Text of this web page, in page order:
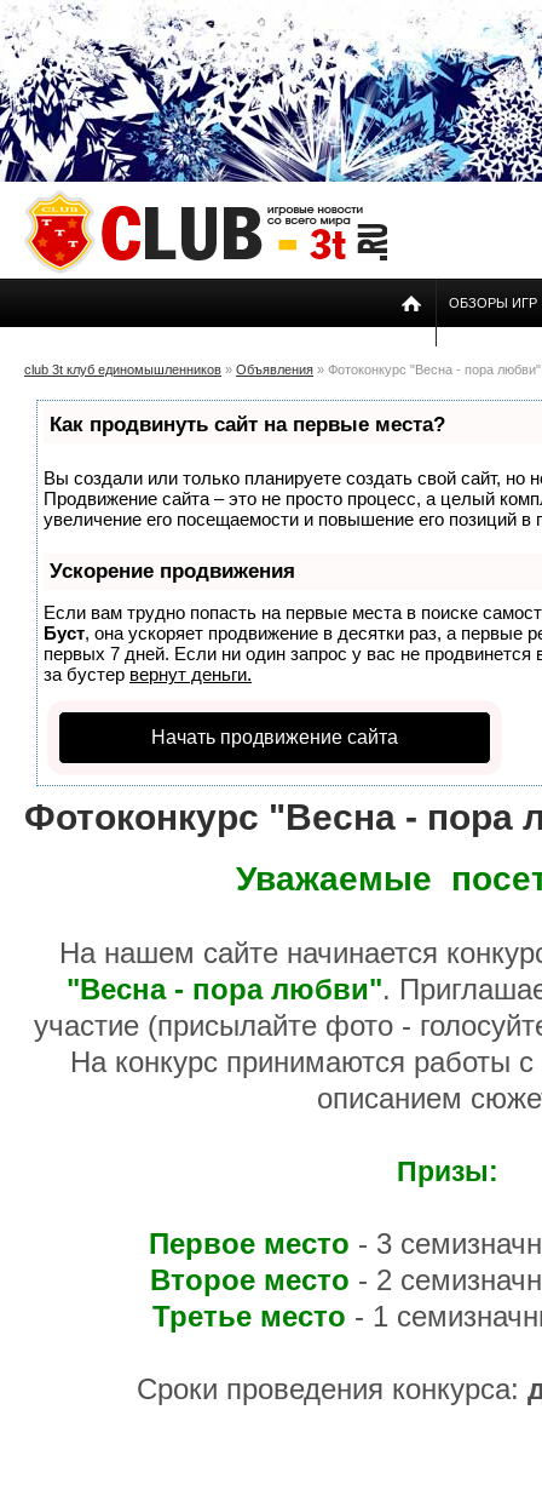
ОБЗОРЫ ИГР
club 3t клуб единомышленников » Объявления » Фотоконкурс "Весна - пора любви"
Как продвинуть сайт на первые места?
Вы создали или только планируете создать свой сайт, но
Продвижение сайта – это не просто процесс, а целый
увеличение его посещаемости и повышение его позиций в
Ускорение продвижения
Если вам трудно попасть на первые места в поиске
Буст, она ускоряет продвижение в десятки раз, а первые
первых 7 дней. Если ни один запрос у вас не продвинется
за бустер вернут деньги.
Начать продвижение сайта
Фотоконкурс "Весна - пора
Уважаемые
На нашем сайте начинается
"Весна - пора любви".
участие (присылайте фото -
На конкурс принимаются работы
описанием
Призы:
Первое место - 3
Второе место - 2
Третье место - 1
Сроки проведения конкурса: